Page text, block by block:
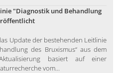
"Diagnostik und Behandlung
Update der bestehenden Leitlinie
des Bruxismus“ aus dem
basiert auf einer
vom...